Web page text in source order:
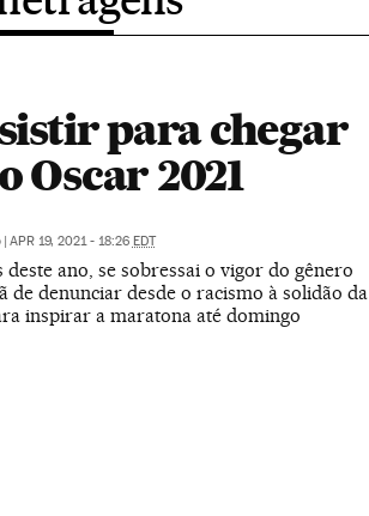
para chegar
Oscar 2021
| APR 19, 2021 - 18:26 EDT
deste ano, se sobressai o vigor do gênero
de denunciar desde o racismo à solidão da
inspirar a maratona até domingo